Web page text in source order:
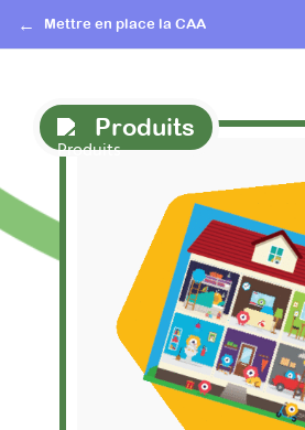
Mettre en place la CAA
Produits